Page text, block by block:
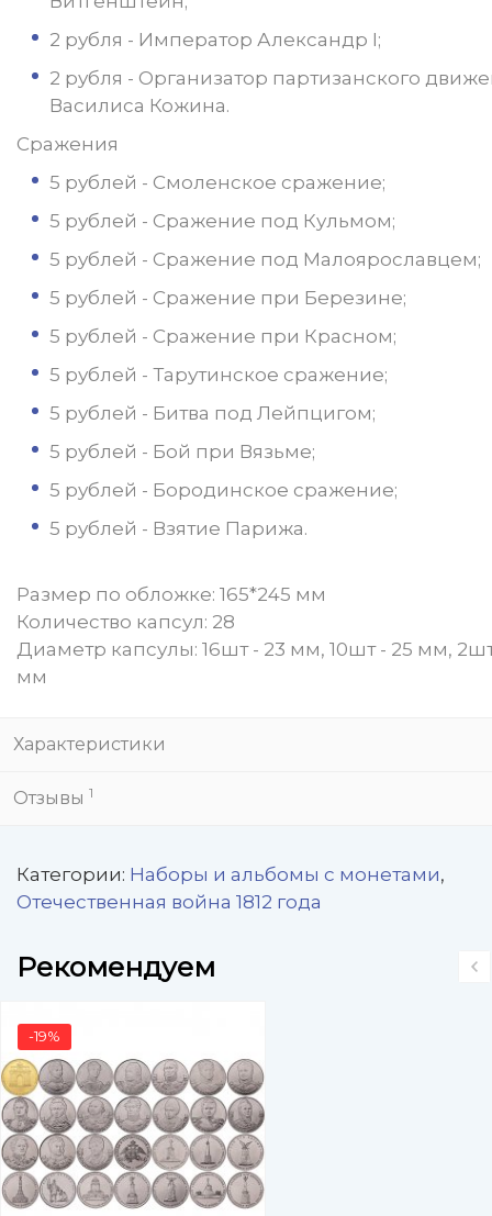
2 рубля - Император Александр I;
2 рубля - Организатор партизанского
Василиса Кожина.
Сражения
5 рублей - Смоленское сражение;
5 рублей - Сражение под Кульмом;
5 рублей - Сражение под Малоярославцем;
5 рублей - Сражение при Березине;
5 рублей - Сражение при Красном;
5 рублей - Тарутинское сражение;
5 рублей - Битва под Лейпцигом;
5 рублей - Бой при Вязьме;
5 рублей - Бородинское сражение;
5 рублей - Взятие Парижа.
Размер по обложке: 165*245 мм
Количество капсул: 28
Диаметр капсулы: 16шт - 23 мм, 10шт - 25 мм,
мм
Характеристики
Отзывы 1
Категории: Наборы и альбомы с монетами,
Отечественная война 1812 года
Рекомендуем
-19%